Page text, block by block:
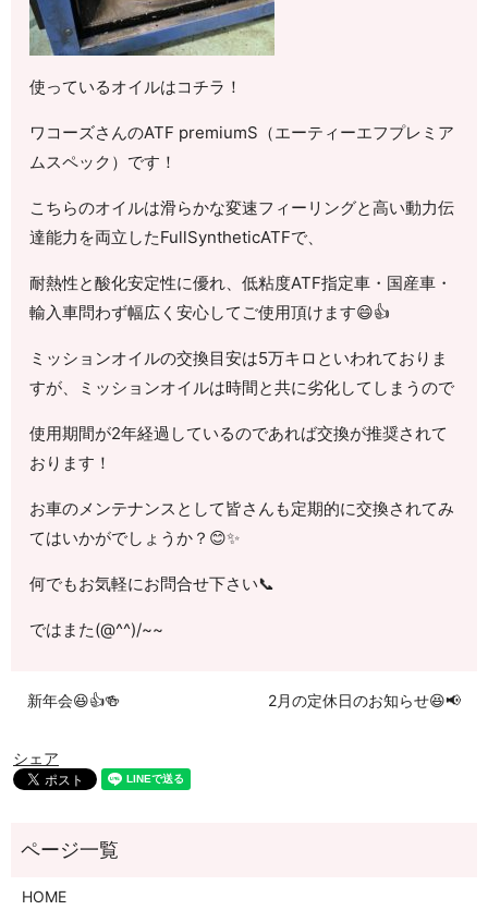
使っているオイルはコチラ！
ワコーズさんのATF premiumS（エーティーエフプレミア
ムスペック）です！
こちらのオイルは滑らかな変速フィーリングと高い動力伝
達能力を両立したFullSyntheticATFで、
耐熱性と酸化安定性に優れ、低粘度ATF指定車・国産車・
輸入車問わず幅広く安心してご使用頂けます😄👍
ミッションオイルの交換目安は5万キロといわれておりま
すが、ミッションオイルは時間と共に劣化してしまうので
使用期間が2年経過しているのであれば交換が推奨されて
おります！
お車のメンテナンスとして皆さんも定期的に交換されてみ
てはいかがでしょうか？😊✨
何でもお気軽にお問合せ下さい📞
ではまた(@^^)/~~
新年会😆👍🍻 2月の定休日のお知らせ😆📢
シェア
HOME